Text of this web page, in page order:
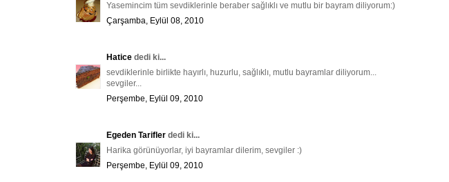
Yasemincim tüm sevdiklerinle beraber sağlıklı ve mutlu bir bayram diliyorum:)
Çarşamba, Eylül 08, 2010
Hatice dedi ki...
sevdiklerinle birlikte hayırlı, huzurlu, sağlıklı, mutlu bayramlar diliyorum...
sevgiler...
Perşembe, Eylül 09, 2010
Egeden Tarifler dedi ki...
Harika görünüyorlar, iyi bayramlar dilerim, sevgiler :)
Perşembe, Eylül 09, 2010